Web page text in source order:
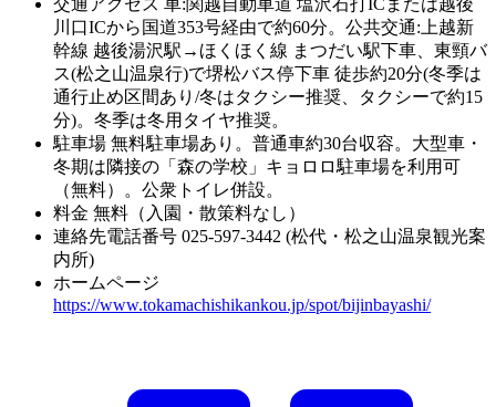
交通アクセス 車:関越自動車道 塩沢石打ICまたは越後
川口ICから国道353号経由で約60分。公共交通:上越新
幹線 越後湯沢駅→ほくほく線 まつだい駅下車、東頸バ
ス(松之山温泉行)で堺松バス停下車 徒歩約20分(冬季は
通行止め区間あり/冬はタクシー推奨、タクシーで約15
分)。冬季は冬用タイヤ推奨。
駐車場 無料駐車場あり。普通車約30台収容。大型車・
冬期は隣接の「森の学校」キョロロ駐車場を利用可
（無料）。公衆トイレ併設。
料金 無料（入園・散策料なし）
連絡先電話番号 025-597-3442 (松代・松之山温泉観光案
内所)
ホームページ
https://www.tokamachishikankou.jp/spot/bijinbayashi/